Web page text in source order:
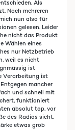
Als
Nach mehreren
nun also für
gelesen. Leider
nicht das Produkt
Wählen eines
nur Netzbetrieb
weil es nicht
ist
Verarbeitung ist
mancher
und schnell mit
funktioniert
absolut top, vor
des Radios sieht.
etwas grob